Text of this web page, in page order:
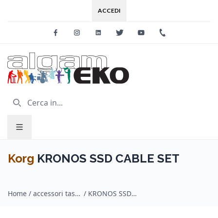
ACCEDI
FacebookInstagramLinkedinTwitter Youtube
Korg KRONOS SSD CABLE SET
Home / accessori tastiere e pianoforti / Korg / KRONOS SSD CABLE SET